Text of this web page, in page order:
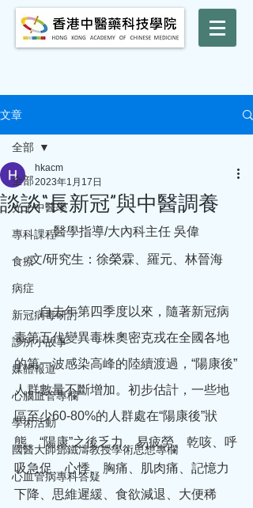
文章
全部
光子中醫學
專科課程
食療
病症
新冠病毒研討
診所小故事
媒體報道
心腦血管專欄
學術活動
國醫大師鄧鐵濤教授學術思想專欄
心血管病專科答疑
全部
談談“長新冠”與中醫調養
hkacm
2023年1月17日
醫學指導/大內科主任 吳偉
文/研究生：徐榮霖、羅元、林晉海
自去年第四季度以來，隨著新冠病
毒第五代變異毒株奧密克戎在全國各地
的第一波感染高峰的陸續渡過，“陽康後”
人群數量不斷增加。初步估計，一些地
區至少60-80%的人群處在“陽康後”狀
態。“陽康”之後乏力、易疲勞、乾咳、呼
吸急促、心悸、胸痛、肌肉痛、記憶力
下降、思維遲緩、食欲減退、大便稀